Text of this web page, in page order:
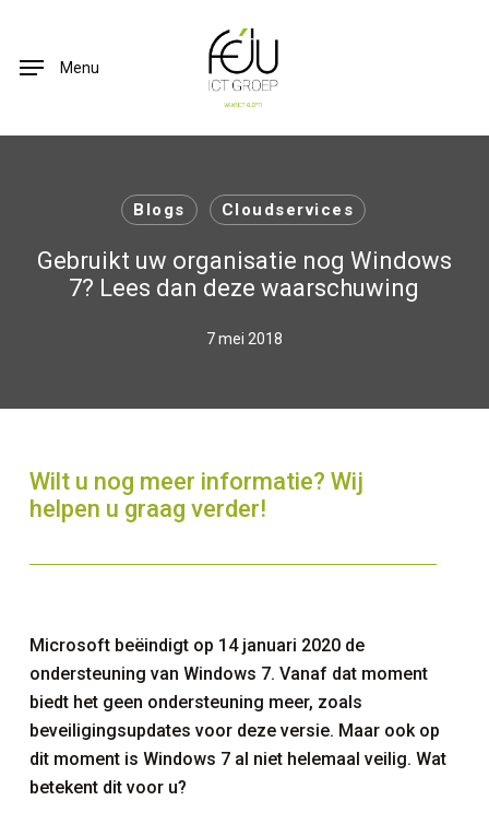
main
Menu
Blogs Cloudservices
Gebruikt uw organisatie nog Windows
7? Lees dan deze waarschuwing
7 mei 2018
Wilt u nog meer informatie? Wij
helpen u graag verder!
Microsoft beëindigt op 14 januari 2020 de
ondersteuning van Windows 7. Vanaf dat moment
biedt het geen ondersteuning meer, zoals
beveiligingsupdates voor deze versie. Maar ook op
dit moment is Windows 7 al niet helemaal veilig. Wat
betekent dit voor u?